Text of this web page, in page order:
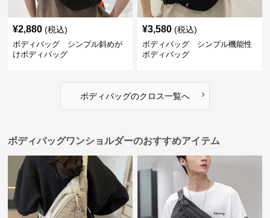
¥2,880 (税込)
ボディバッグ シンプル斜めが
けボディバッグ
¥3,580 (税込)
ボディバッグ シンプル機能性
ボディバッグ
ボディバッグのクロス一覧へ ›
ボディバッグワンショルダーのおすすめアイテム